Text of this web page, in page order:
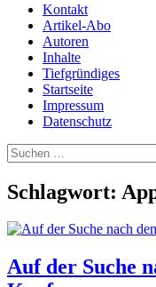
Kontakt
Artikel-Abo
Autoren
Inhalte
Tiefgründiges
Startseite
Impressum
Datenschutz
Suchen
nach:
Schlagwort:
Auf der Suche